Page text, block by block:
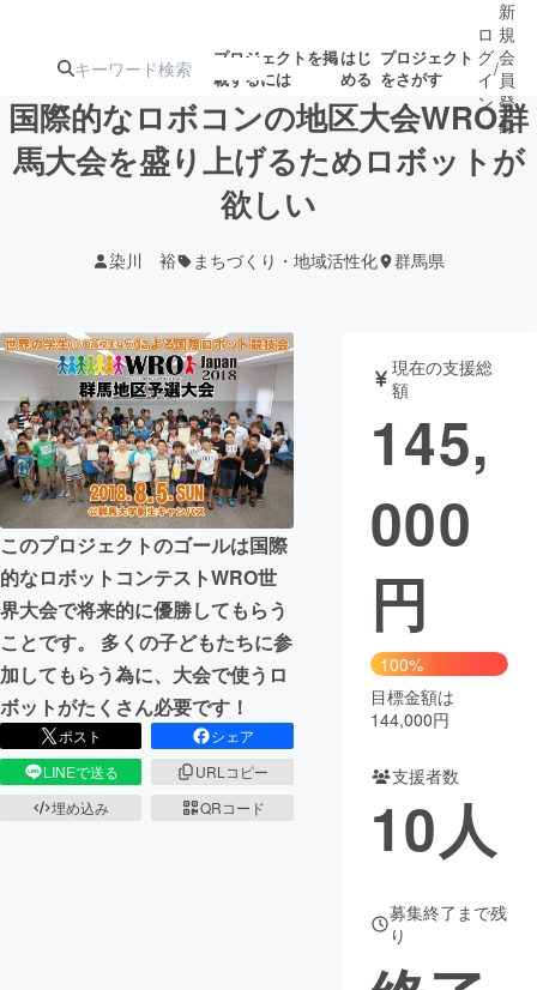
プロジェクトを掲
載するには
はじ
める
プロジェクト
をさがす
注目の新着プロ募集終了が近いプ
テクノロジー・ガジェット
映像・映画 書籍・雑誌
ビジネス・起業 チャレンジ
まちづくり・地域活性化
CAMPFIRE for Social Good
CAMPFIRE Creation
CAMPFIREふるさと納税
コミュニティ
ロ
グ
イ
ン
/
新
規
会
員
登
録
国際的なロボコンの地区大会WRO群
馬大会を盛り上げるためロボットが
欲しい
染川 裕 まちづくり・地域活性化 群馬県
このプロジェクトのゴールは国際
的なロボットコンテストWRO世
界大会で将来的に優勝してもらう
ことです。 多くの子どもたちに参
加してもらう為に、大会で使うロ
ボットがたくさん必要です！
ポスト
シェア
LINEで送る
URLコピー
埋め込み
QRコード
現在の支援総
額
145,
000
円
100%
目標金額は
144,000円
支援者数
10人
募集終了まで残
り